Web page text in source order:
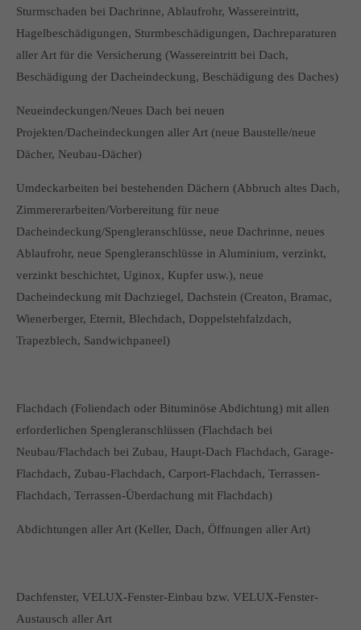
Sturmschaden bei Dachrinne, Ablaufrohr, Wassereintritt,
Hagelbeschädigungen, Sturmbeschädigungen, Dachreparaturen
aller Art für die Versicherung (Wassereintritt bei Dach,
Beschädigung der Dacheindeckung, Beschädigung des Daches)
Neueindeckungen/Neues Dach bei neuen
Projekten/Dacheindeckungen aller Art (neue Baustelle/neue
Dächer, Neubau-Dächer)
Umdeckarbeiten bei bestehenden Dächern (Abbruch altes Dach,
Zimmererarbeiten/Vorbereitung für neue
Dacheindeckung/Spengleranschlüsse, neue Dachrinne, neues
Ablaufrohr, neue Spengleranschlüsse in Aluminium, verzinkt,
verzinkt beschichtet, Uginox, Kupfer usw.), neue
Dacheindeckung mit Dachziegel, Dachstein (Creaton, Bramac,
Wienerberger, Eternit, Blechdach, Doppelstehfalzdach,
Trapezblech, Sandwichpaneel)
Flachdach (Foliendach oder Bituminöse Abdichtung) mit allen
erforderlichen Spengleranschlüssen (Flachdach bei
Neubau/Flachdach bei Zubau, Haupt-Dach Flachdach, Garage-
Flachdach, Zubau-Flachdach, Carport-Flachdach, Terrassen-
Flachdach, Terrassen-Überdachung mit Flachdach)
Abdichtungen aller Art (Keller, Dach, Öffnungen aller Art)
Dachfenster, VELUX-Fenster-Einbau bzw. VELUX-Fenster-
Austausch aller Art